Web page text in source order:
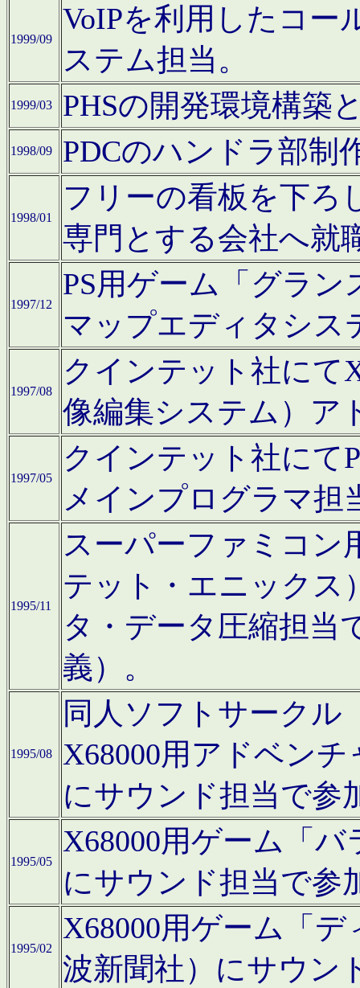
1999/09
VoIPを利用したコー
ステム担当。
1999/03 PHSの開発環境構築
1998/09 PDCのハンドラ部制
1998/01
フリーの看板を下ろ
専門とする会社へ就
1997/12
PS用ゲーム「グラン
マップエディタシス
1997/08
クインテット社にて
像編集システム）ア
1997/05
クインテット社にて
メインプログラマ担
1995/11
スーパーファミコン
テット・エニックス
タ・データ圧縮担当
義）。
1995/08
同人ソフトサークル
X68000用アドベン
にサウンド担当で参
1995/05
X68000用ゲーム「
にサウンド担当で参
1995/02
X68000用ゲーム「
波新聞社）にサウン